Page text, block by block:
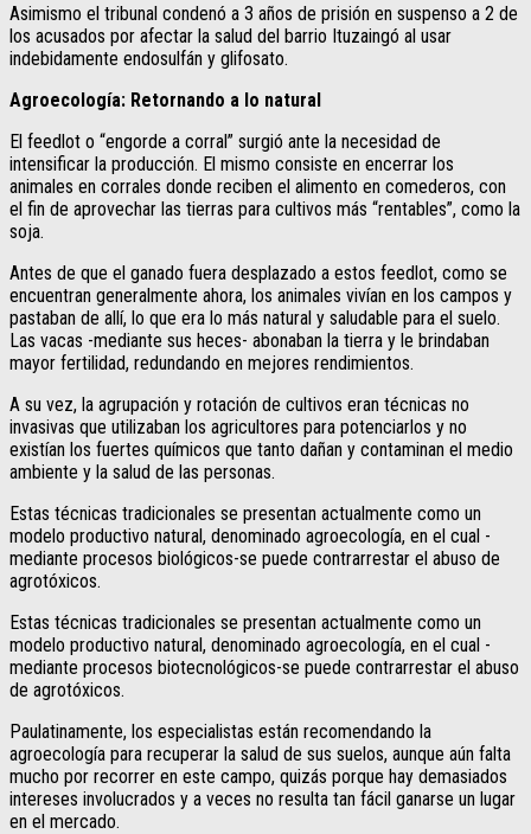
Asimismo el tribunal condenó a 3 años de prisión en suspenso a 2 de
los acusados por afectar la salud del barrio Ituzaingó al usar
indebidamente endosulfán y glifosato.
Agroecología: Retornando a lo natural
El feedlot o “engorde a corral” surgió ante la necesidad de
intensificar la producción. El mismo consiste en encerrar los
animales en corrales donde reciben el alimento en comederos, con
el fin de aprovechar las tierras para cultivos más “rentables”, como la
soja.
Antes de que el ganado fuera desplazado a estos feedlot, como se
encuentran generalmente ahora, los animales vivían en los campos y
pastaban de allí, lo que era lo más natural y saludable para el suelo.
Las vacas -mediante sus heces- abonaban la tierra y le brindaban
mayor fertilidad, redundando en mejores rendimientos.
A su vez, la agrupación y rotación de cultivos eran técnicas no
invasivas que utilizaban los agricultores para potenciarlos y no
existían los fuertes químicos que tanto dañan y contaminan el medio
ambiente y la salud de las personas.
Estas técnicas tradicionales se presentan actualmente como un
modelo productivo natural, denominado agroecología, en el cual -
mediante procesos biológicos-se puede contrarrestar el abuso de
agrotóxicos.
Estas técnicas tradicionales se presentan actualmente como un
modelo productivo natural, denominado agroecología, en el cual -
mediante procesos biotecnológicos-se puede contrarrestar el abuso
de agrotóxicos.
Paulatinamente, los especialistas están recomendando la
agroecología para recuperar la salud de sus suelos, aunque aún falta
mucho por recorrer en este campo, quizás porque hay demasiados
intereses involucrados y a veces no resulta tan fácil ganarse un lugar
en el mercado.